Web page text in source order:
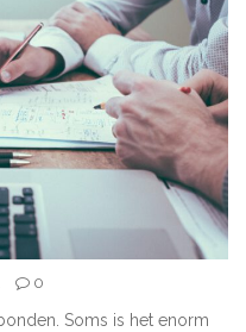
0
Soms is het enorm